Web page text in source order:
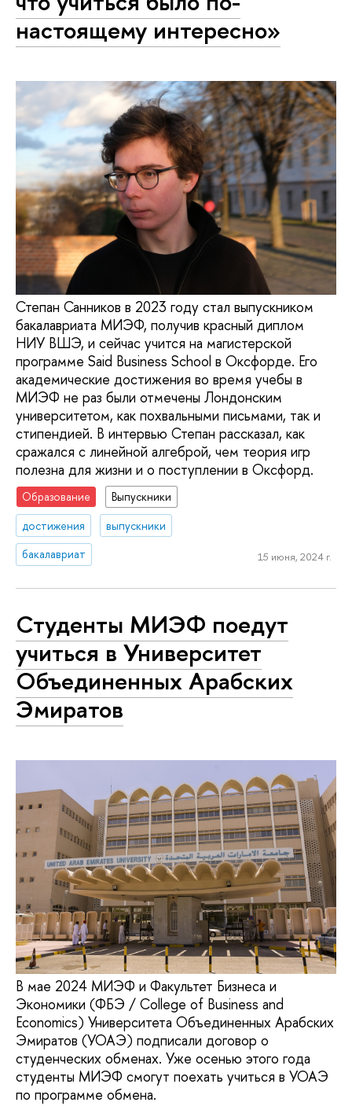
настоящему интересно»
Степан Санников в 2023 году стал выпускником
бакалавриата МИЭФ, получив красный диплом
НИУ ВШЭ, и сейчас учится на магистерской
программе Said Business School в Оксфорде. Его
академические достижения во время учебы в
МИЭФ не раз были отмечены Лондонским
университетом, как похвальными письмами, так и
стипендией. В интервью Степан рассказал, как
сражался с линейной алгеброй, чем теория игр
полезна для жизни и о поступлении в Оксфорд.
Образование
Выпускники
достижения
выпускники
бакалавриат
15 июня, 2024 г.
Студенты МИЭФ поедут
учиться в Университет
Объединенных Арабских
Эмиратов
В мае 2024 МИЭФ и Факультет Бизнеса и
Экономики (ФБЭ / College of Business and
Economics) Университета Объединенных Арабских
Эмиратов (УОАЭ) подписали договор о
студенческих обменах. Уже осенью этого года
студенты МИЭФ смогут поехать учиться в УОАЭ
по программе обмена.